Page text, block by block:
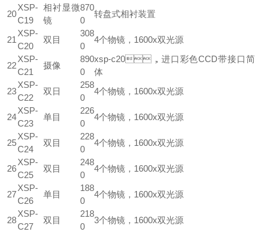
20
XSP-
C19
相衬显微
镜
870
0
转盘式相衬装置
21
XSP-
C20
双目
308
0
4个物镜，1600x双光源
22
XSP-
C21
摄像
890
0
xsp-c20，进口彩色CCD带接口简
体
23
XSP-
C22
双日
258
0
4个物镜，1600x双光源
24
XSP-
C23
单目
226
0
4个物镜，1600x双光源
25
XSP-
C24
双目
228
0
4个物镜，1600x双光源
26
XSP-
C25
双目
248
0
4个物镜，1600x双光源
27
XSP-
C26
单目
188
0
4个物镜，1600x双光源
28
XSP-
C27
双目
218
0
3个物镜，1600x双光源